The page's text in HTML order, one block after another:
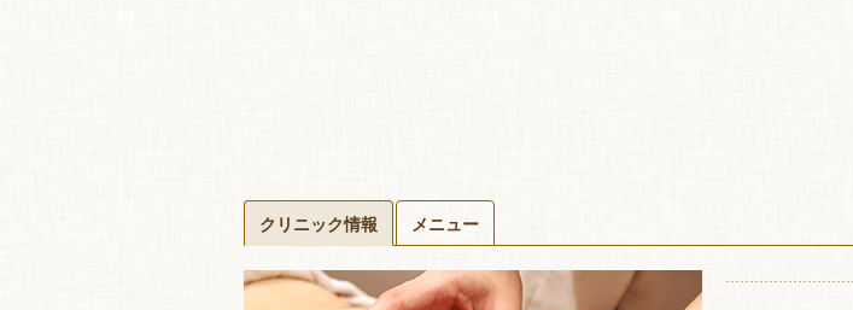
クリニック情報 メニュー